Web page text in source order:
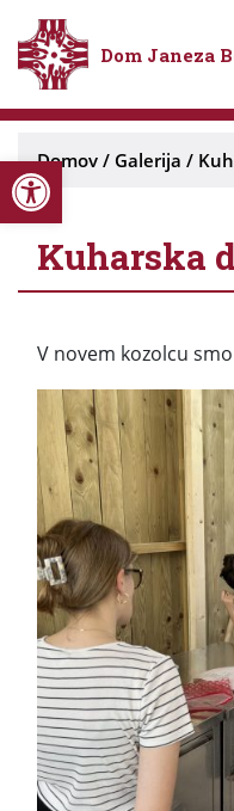
Open
Dom Janeza
Domov / Galerija /
Kuharska
V novem kozolcu